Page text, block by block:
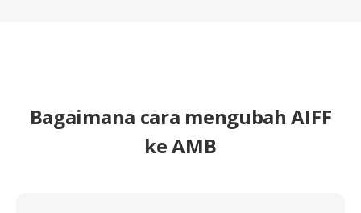
Bagaimana cara mengubah AIFF
ke AMB